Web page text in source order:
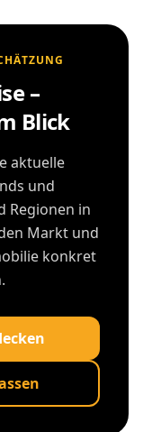
–
Blick
aktuelle
und
Regionen in
Markt und
konkret